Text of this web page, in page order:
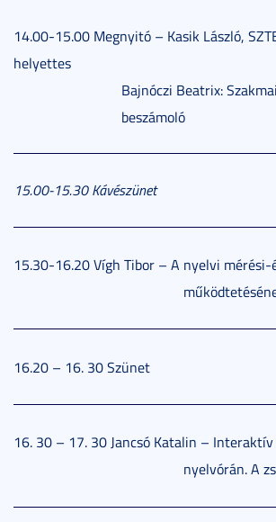
14.00-15.00 Megnyitó – Kasik László,
helyettes
Bajnóczi Beatrix:
beszámoló
15.00-15.30 Kávészünet
15.30-16.20 Vígh Tibor – A nyelvi
16.20 – 16. 30 Szünet
16. 30 – 17. 30 Jancsó Katalin –
nyelvórán. A